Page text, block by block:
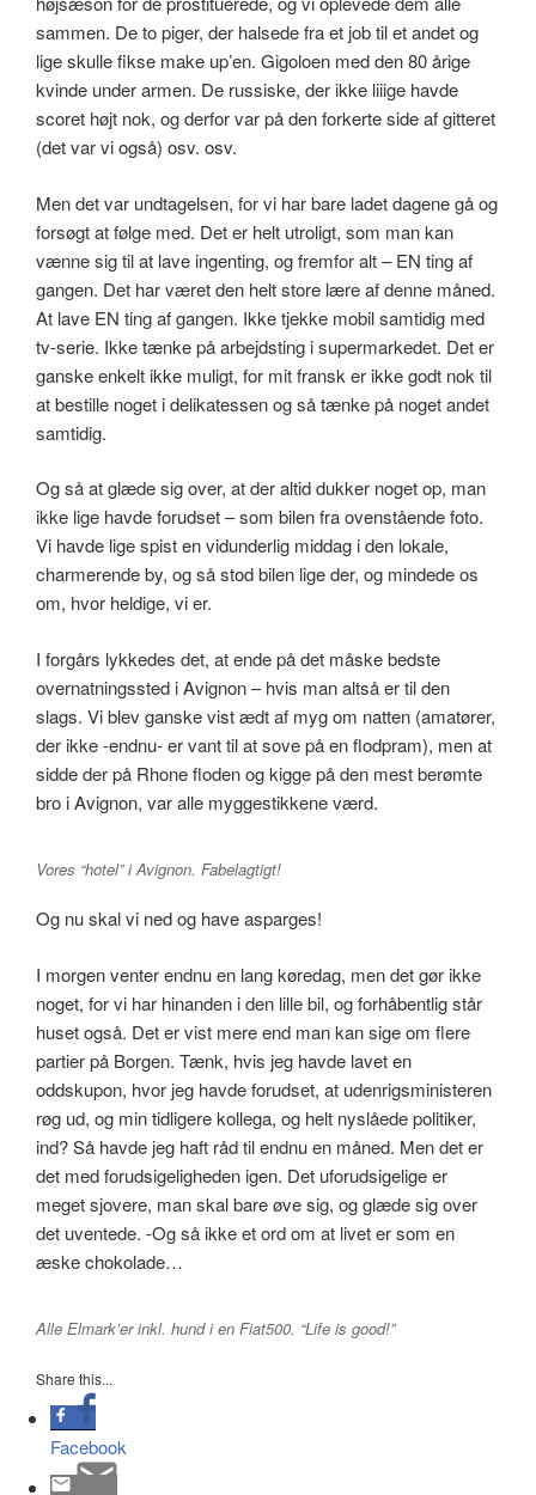
sammen. De to piger, der halsede fra et job til et andet og
lige skulle fikse make up’en. Gigoloen med den 80 årige
kvinde under armen. De russiske, der ikke liiige havde
scoret højt nok, og derfor var på den forkerte side af gitteret
(det var vi også) osv. osv.
Men det var undtagelsen, for vi har bare ladet dagene gå og
forsøgt at følge med. Det er helt utroligt, som man kan
vænne sig til at lave ingenting, og fremfor alt – EN ting af
gangen. Det har været den helt store lære af denne måned.
At lave EN ting af gangen. Ikke tjekke mobil samtidig med
tv-serie. Ikke tænke på arbejdsting i supermarkedet. Det er
ganske enkelt ikke muligt, for mit fransk er ikke godt nok til
at bestille noget i delikatessen og så tænke på noget andet
samtidig.
Og så at glæde sig over, at der altid dukker noget op, man
ikke lige havde forudset – som bilen fra ovenstående foto.
Vi havde lige spist en vidunderlig middag i den lokale,
charmerende by, og så stod bilen lige der, og mindede os
om, hvor heldige, vi er.
I forgårs lykkedes det, at ende på det måske bedste
overnatningssted i Avignon – hvis man altså er til den
slags. Vi blev ganske vist ædt af myg om natten (amatører,
der ikke -endnu- er vant til at sove på en flodpram), men at
sidde der på Rhone floden og kigge på den mest berømte
bro i Avignon, var alle myggestikkene værd.
Vores “hotel” i Avignon. Fabelagtigt!
Og nu skal vi ned og have asparges!
I morgen venter endnu en lang køredag, men det gør ikke
noget, for vi har hinanden i den lille bil, og forhåbentlig står
huset også. Det er vist mere end man kan sige om flere
partier på Borgen. Tænk, hvis jeg havde lavet en
oddskupon, hvor jeg havde forudset, at udenrigsministeren
røg ud, og min tidligere kollega, og helt nyslåede politiker,
ind? Så havde jeg haft råd til endnu en måned. Men det er
det med forudsigeligheden igen. Det uforudsigelige er
meget sjovere, man skal bare øve sig, og glæde sig over
det uventede. -Og så ikke et ord om at livet er som en
æske chokolade…
Alle Elmark’er inkl. hund i en Fiat500. “Life is good!”
Share this...
Facebook